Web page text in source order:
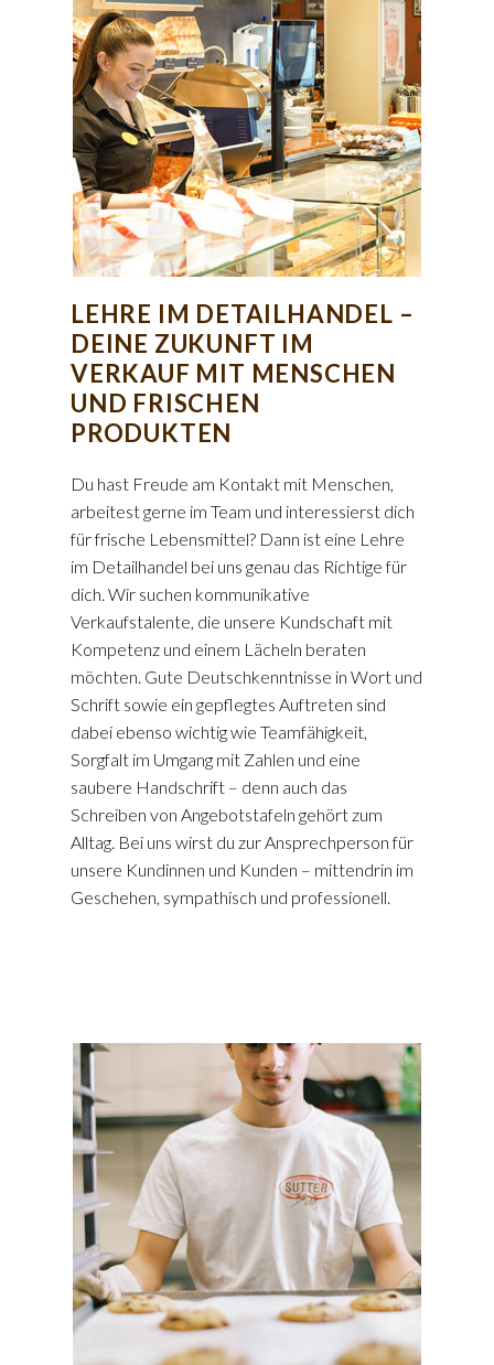
LEHRE IM DETAILHANDEL –
DEINE ZUKUNFT IM
VERKAUF MIT MENSCHEN
UND FRISCHEN
PRODUKTEN
Du hast Freude am Kontakt mit Menschen,
arbeitest gerne im Team und interessierst dich
für frische Lebensmittel? Dann ist eine Lehre
im Detailhandel bei uns genau das Richtige für
dich. Wir suchen kommunikative
Verkaufstalente, die unsere Kundschaft mit
Kompetenz und einem Lächeln beraten
möchten. Gute Deutschkenntnisse in Wort und
Schrift sowie ein gepflegtes Auftreten sind
dabei ebenso wichtig wie Teamfähigkeit,
Sorgfalt im Umgang mit Zahlen und eine
saubere Handschrift – denn auch das
Schreiben von Angebotstafeln gehört zum
Alltag. Bei uns wirst du zur Ansprechperson für
unsere Kundinnen und Kunden – mittendrin im
Geschehen, sympathisch und professionell.